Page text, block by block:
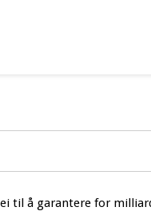
å garantere for